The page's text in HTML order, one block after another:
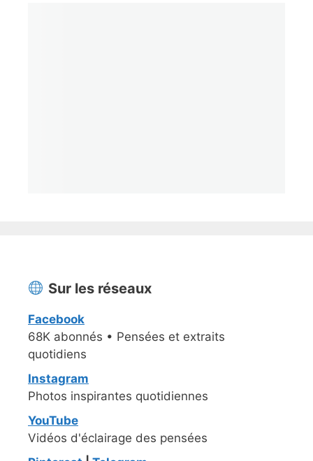
Sur les réseaux
Facebook
68K abonnés • Pensées et extraits
quotidiens
Instagram
Photos inspirantes quotidiennes
YouTube
Vidéos d'éclairage des pensées